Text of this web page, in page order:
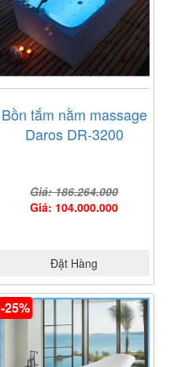
Bồn tắm nằm massage
Daros DR-3200
Giá: 186.264.000
Giá: 104.000.000
Đặt Hàng
-25%